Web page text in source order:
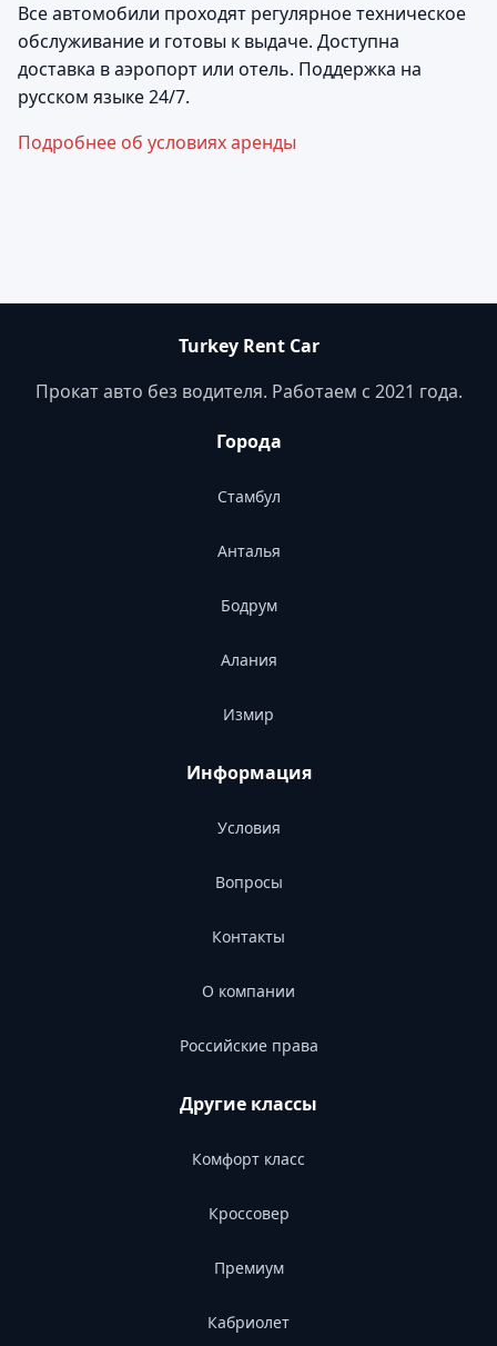
Все автомобили проходят регулярное техническое
обслуживание и готовы к выдаче. Доступна
доставка в аэропорт или отель. Поддержка на
русском языке 24/7.
Подробнее об условиях аренды
Turkey Rent Car
Прокат авто без водителя. Работаем с 2021 года.
Города
Стамбул
Анталья
Бодрум
Алания
Измир
Информация
Условия
Вопросы
Контакты
О компании
Российские права
Другие классы
Комфорт класс
Кроссовер
Премиум
Кабриолет